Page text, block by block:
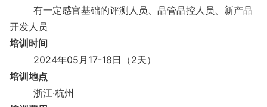
有一定感官基础的评测人员、品管品控人员、新产品
开发人员
培训时间
2024年05月17-18日（2天）
培训地点
浙江·杭州